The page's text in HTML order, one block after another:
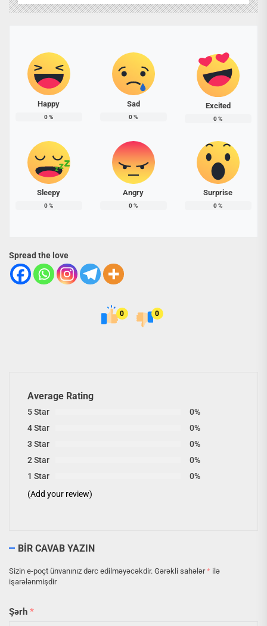
Happy
0%
Sad
0%
Excited
0%
Sleepy
0%
Angry
0%
Surprise
0%
Spread the love
0 0
Average Rating
5 Star
0%
4 Star
0%
3 Star
0%
2 Star
0%
1 Star
0%
(Add your review)
BIR CAVAB YAZIN
Sizin e-poçt ünvanınız dərc edilməyəcəkdir. Gərəkli sahələr* ilə
işarələnmişdir
Şərh *